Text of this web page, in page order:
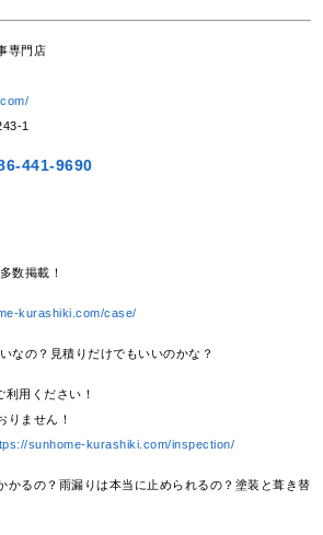
専門店
1
441-9690
数掲載！
kurashiki.com/case/
なの？見積りだけでもいいのかな？
用ください！
りません！
sunhome-kurashiki.com/inspection/
るの？雨漏りは本当に止められるの？塗装と葺き替